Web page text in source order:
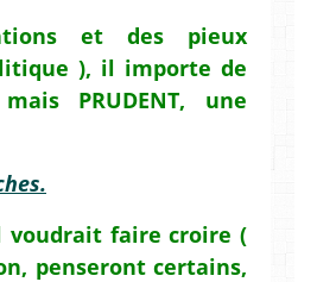
et des pieux
), il importe de
PRUDENT, une
voudrait faire croire (
penseront certains,